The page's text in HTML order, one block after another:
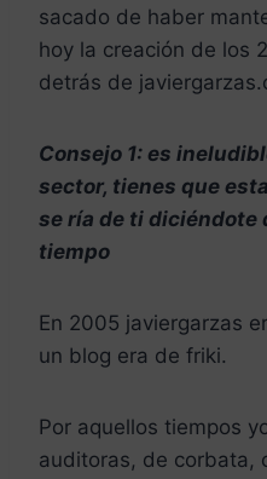
sacado de haber
hoy la creación de los
detrás de
Consejo 1: es
sector, tienes que
se ría de ti diciéndote
tiempo
En 2005 javiergarzas
un blog era de friki.
Por aquellos tiempos
auditoras, de corbata,